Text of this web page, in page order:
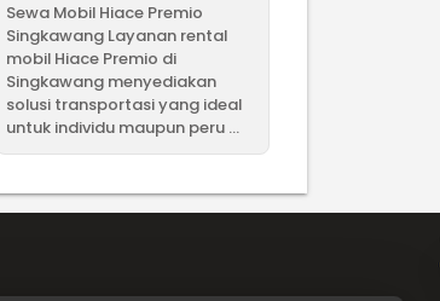
Sewa Mobil Hiace Premio
Singkawang Layanan rental
mobil Hiace Premio di
Singkawang menyediakan
solusi transportasi yang ideal
untuk individu maupun peru ...